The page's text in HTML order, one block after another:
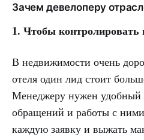
Зачем девелоперу
1. Чтобы контролировать
В недвижимости очень
отеля один лид стоит
Менеджеру нужен удобный
обращений и работы с
каждую заявку и выжать